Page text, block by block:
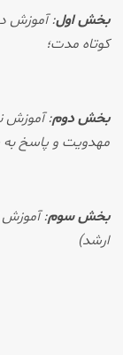
بخش اول:آموزش
كوتاه مدت؛
بخش دوم:آموزش
مهدويت و پاسخ
بخش سوم:
ارشد)